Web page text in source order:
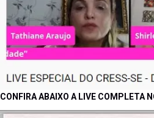
CONFIRA ABAIXO A LIVE COMPLETA